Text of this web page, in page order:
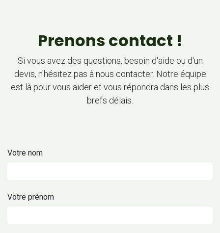
Prenons contact !
Si vous avez des questions, besoin d'aide ou d'un
devis, n'hésitez pas à nous contacter. Notre équipe
est là pour vous aider et vous répondra dans les plus
brefs délais.
Votre nom
Votre prénom